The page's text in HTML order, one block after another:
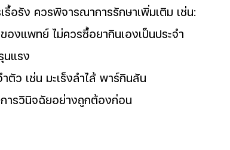
อรัง ควรพิจารณาการรักษาเพิ่มเติม เช่น:
องแพทย์ ไม่ควรซื้อยากินเองเป็นประจำ
นแรง
ตัว เช่น มะเร็งลำไส้ พาร์กินสัน
ารวินิจฉัยอย่างถูกต้องก่อน